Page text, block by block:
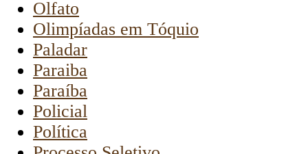
Olfato
Olimpíadas em Tóquio
Paladar
Paraiba
Paraíba
Policial
Política